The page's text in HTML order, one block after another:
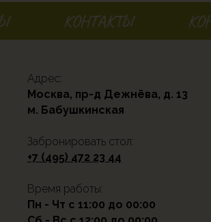
КОНТАКТЫ
Адрес:
Москва, пр-д Дежнёва, д. 13
м. Бабушкинская
Забронировать стол:
+7 (495) 472 23 44
Время работы:
Пн - Чт с 11:00 до 00:00